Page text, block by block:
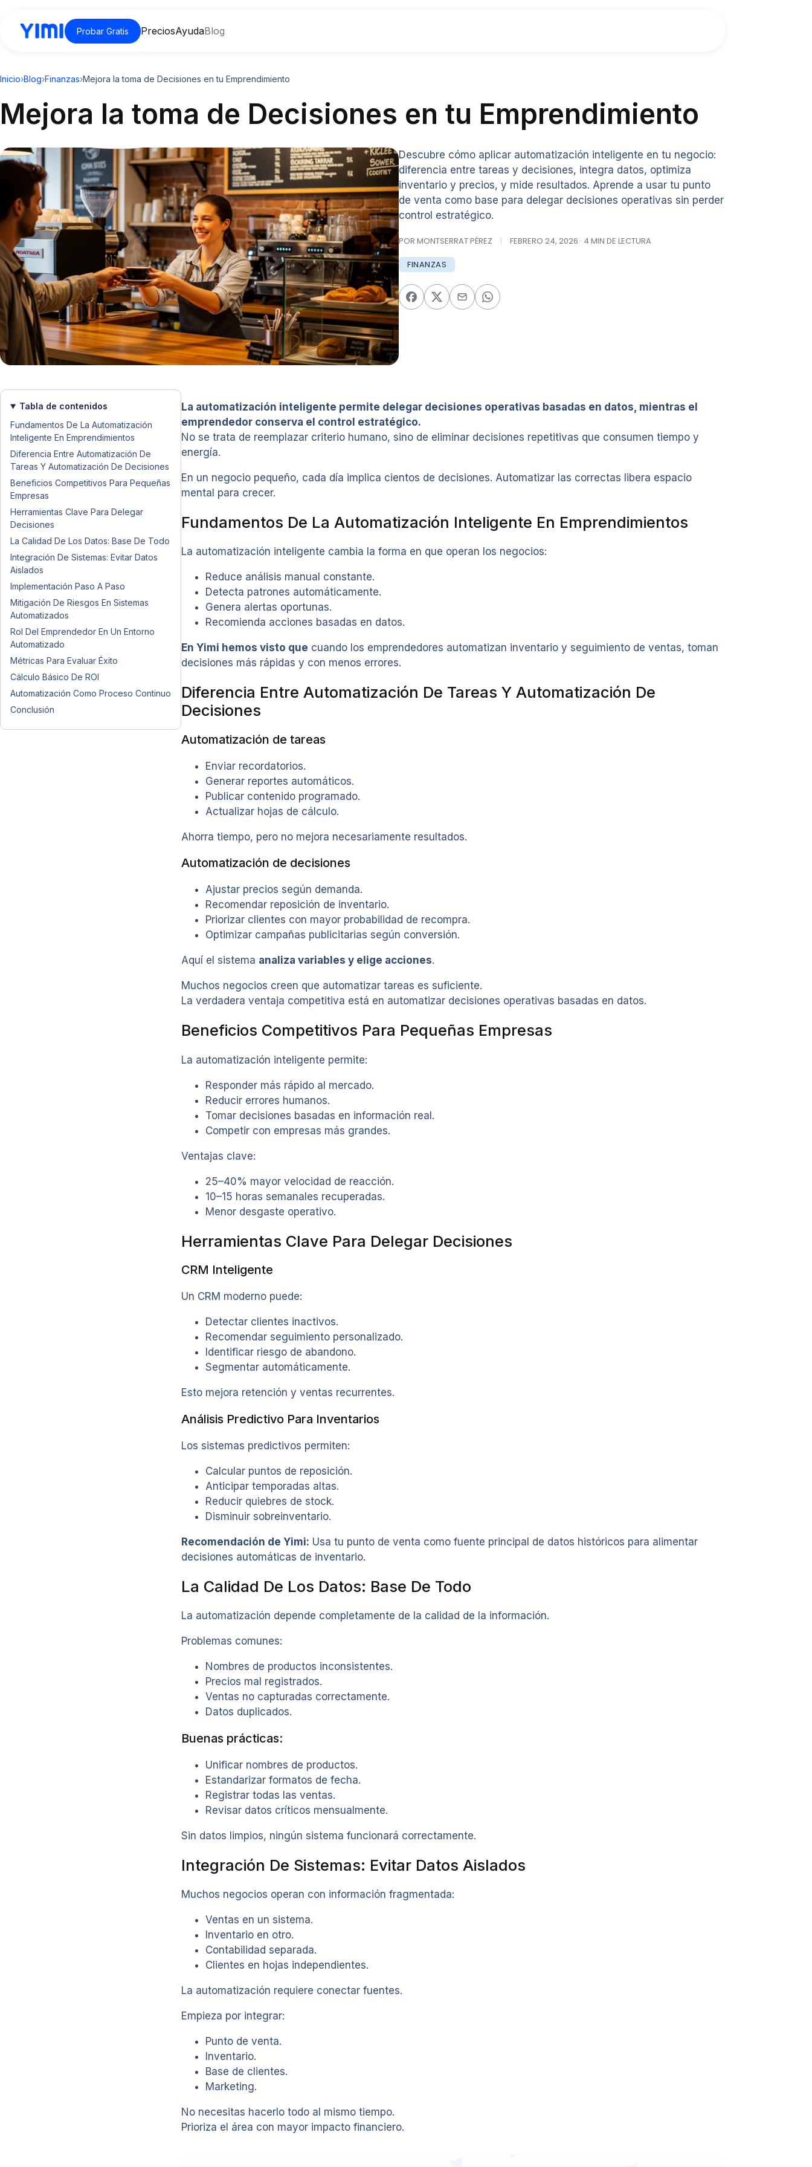
Probar Gratis PreciosAyudaBlog
Inicio›Blog›Finanzas›Mejora la toma de Decisiones en tu Emprendimiento
Mejora la toma de Decisiones en tu Emprendimiento
Descubre cómo aplicar automatización inteligente en tu negocio:
diferencia entre tareas y decisiones, integra datos, optimiza
inventario y precios, y mide resultados. Aprende a usar tu punto
de venta como base para delegar decisiones operativas sin perder
control estratégico.
POR MONTSERRAT PÉREZ | FEBRERO 24, 2026 · 4 MIN DE LECTURA
FINANZAS
Tabla de contenidos
Fundamentos De La Automatización
Inteligente En Emprendimientos
Diferencia Entre Automatización De
Tareas Y Automatización De Decisiones
Beneficios Competitivos Para Pequeñas
Empresas
Herramientas Clave Para Delegar
Decisiones
La Calidad De Los Datos: Base De Todo
Integración De Sistemas: Evitar Datos
Aislados
Implementación Paso A Paso
Mitigación De Riesgos En Sistemas
Automatizados
Rol Del Emprendedor En Un Entorno
Automatizado
Métricas Para Evaluar Éxito
Cálculo Básico De ROI
Automatización Como Proceso Continuo
Conclusión
La automatización inteligente permite delegar decisiones operativas basadas en datos, mientras el
emprendedor conserva el control estratégico.
No se trata de reemplazar criterio humano, sino de eliminar decisiones repetitivas que consumen tiempo y
energía.
En un negocio pequeño, cada día implica cientos de decisiones. Automatizar las correctas libera espacio
mental para crecer.
Fundamentos De La Automatización Inteligente En Emprendimientos
La automatización inteligente cambia la forma en que operan los negocios:
Reduce análisis manual constante.
Detecta patrones automáticamente.
Genera alertas oportunas.
Recomienda acciones basadas en datos.
En Yimi hemos visto que cuando los emprendedores automatizan inventario y seguimiento de ventas, toman
decisiones más rápidas y con menos errores.
Diferencia Entre Automatización De Tareas Y Automatización De
Decisiones
Automatización de tareas
Enviar recordatorios.
Generar reportes automáticos.
Publicar contenido programado.
Actualizar hojas de cálculo.
Ahorra tiempo, pero no mejora necesariamente resultados.
Automatización de decisiones
Ajustar precios según demanda.
Recomendar reposición de inventario.
Priorizar clientes con mayor probabilidad de recompra.
Optimizar campañas publicitarias según conversión.
Aquí el sistema analiza variables y elige acciones.
Muchos negocios creen que automatizar tareas es suficiente.
La verdadera ventaja competitiva está en automatizar decisiones operativas basadas en datos.
Beneficios Competitivos Para Pequeñas Empresas
La automatización inteligente permite:
Responder más rápido al mercado.
Reducir errores humanos.
Tomar decisiones basadas en información real.
Competir con empresas más grandes.
Ventajas clave:
25–40% mayor velocidad de reacción.
10–15 horas semanales recuperadas.
Menor desgaste operativo.
Herramientas Clave Para Delegar Decisiones
CRM Inteligente
Un CRM moderno puede:
Detectar clientes inactivos.
Recomendar seguimiento personalizado.
Identificar riesgo de abandono.
Segmentar automáticamente.
Esto mejora retención y ventas recurrentes.
Análisis Predictivo Para Inventarios
Los sistemas predictivos permiten:
Calcular puntos de reposición.
Anticipar temporadas altas.
Reducir quiebres de stock.
Disminuir sobreinventario.
Recomendación de Yimi: Usa tu punto de venta como fuente principal de datos históricos para alimentar
decisiones automáticas de inventario.
La Calidad De Los Datos: Base De Todo
La automatización depende completamente de la calidad de la información.
Problemas comunes:
Nombres de productos inconsistentes.
Precios mal registrados.
Ventas no capturadas correctamente.
Datos duplicados.
Buenas prácticas:
Unificar nombres de productos.
Estandarizar formatos de fecha.
Registrar todas las ventas.
Revisar datos críticos mensualmente.
Sin datos limpios, ningún sistema funcionará correctamente.
Integración De Sistemas: Evitar Datos Aislados
Muchos negocios operan con información fragmentada:
Ventas en un sistema.
Inventario en otro.
Contabilidad separada.
Clientes en hojas independientes.
La automatización requiere conectar fuentes.
Empieza por integrar:
Punto de venta.
Inventario.
Base de clientes.
Marketing.
No necesitas hacerlo todo al mismo tiempo.
Prioriza el área con mayor impacto financiero.